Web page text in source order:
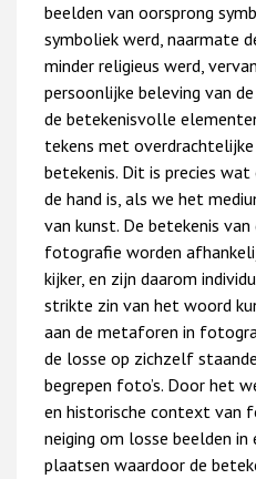
beelden van oorsprong
symboliek werd, naarmate
minder religieus werd,
persoonlijke beleving van
de betekenisvolle
tekens met
betekenis. Dit is precies
de hand is, als we het
van kunst. De betekenis
fotografie worden
kijker, en zijn daarom
strikte zin van het woord
aan de metaforen in
de losse op zichzelf
begrepen foto’s. Door het
en historische context van
neiging om losse beelden
plaatsen waardoor de